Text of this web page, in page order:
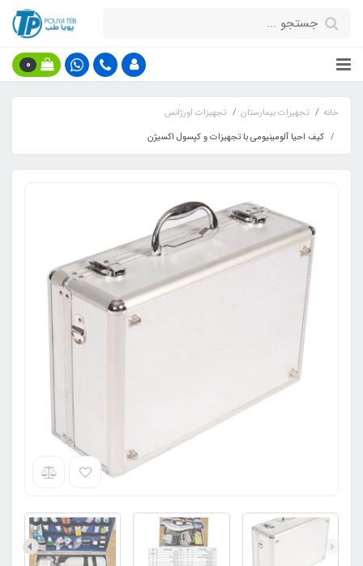
0
خانه تجهیزات بیمارستان
تجهیزات اورژانس
کیف احیا آلومینیومی‌ با تجهیزات و کپسول اکسیژن